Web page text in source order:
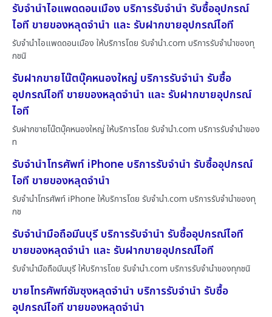
รับจำนำไอแพดดอนเมือง บริการรับจำนำ รับซื้ออุปกรณ์
ไอที ขายของหลุดจำนำ และ รับฝากขายอุปกรณ์ไอที
รับจำนำไอแพดดอนเมือง ให้บริการโดย รับจํานํา.com บริการรับจำนำของทุ
กชนิ
รับฝากขายโน๊ตบุ๊คหนองใหญ่ บริการรับจำนำ รับซื้อ
อุปกรณ์ไอที ขายของหลุดจำนำ และ รับฝากขายอุปกรณ์
ไอที
รับฝากขายโน๊ตบุ๊คหนองใหญ่ ให้บริการโดย รับจํานํา.com บริการรับจำนำของ
ท
รับจำนำโทรศัพท์ iPhone บริการรับจำนำ รับซื้ออุปกรณ์
ไอที ขายของหลุดจำนำ
รับจำนำโทรศัพท์ iPhone ให้บริการโดย รับจํานํา.com บริการรับจำนำของทุ
กช
รับจำนำมือถือมีนบุรี บริการรับจำนำ รับซื้ออุปกรณ์ไอที
ขายของหลุดจำนำ และ รับฝากขายอุปกรณ์ไอที
รับจำนำมือถือมีนบุรี ให้บริการโดย รับจํานํา.com บริการรับจำนำของทุกชนิ
ขายโทรศัพท์ซัมซุงหลุดจำนำ บริการรับจำนำ รับซื้อ
อุปกรณ์ไอที ขายของหลุดจำนำ